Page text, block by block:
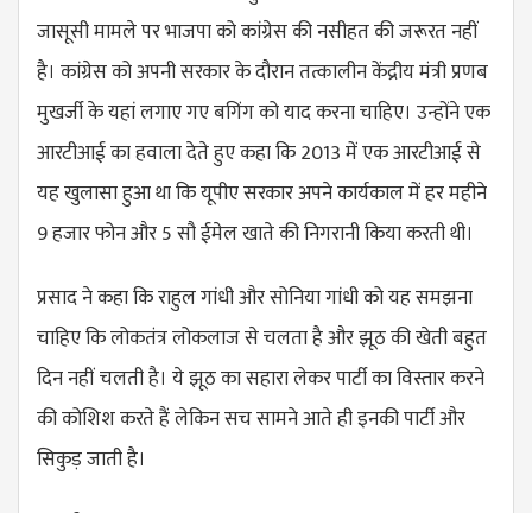
जासूसी मामले पर भाजपा को कांग्रेस की नसीहत की जरूरत नहीं
है। कांग्रेस को अपनी सरकार के दौरान तत्कालीन केंद्रीय मंत्री प्रणब
मुखर्जी के यहां लगाए गए बगिंग को याद करना चाहिए। उन्होंने एक
आरटीआई का हवाला देते हुए कहा कि 2013 में एक आरटीआई से
यह खुलासा हुआ था कि यूपीए सरकार अपने कार्यकाल में हर महीने
9 हजार फोन और 5 सौ ईमेल खाते की निगरानी किया करती थी।
प्रसाद ने कहा कि राहुल गांधी और सोनिया गांधी को यह समझना
चाहिए कि लोकतंत्र लोकलाज से चलता है और झूठ की खेती बहुत
दिन नहीं चलती है। ये झूठ का सहारा लेकर पार्टी का विस्तार करने
की कोशिश करते हैं लेकिन सच सामने आते ही इनकी पार्टी और
सिकुड़ जाती है।